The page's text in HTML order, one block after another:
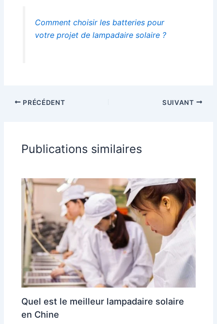
Comment choisir les batteries pour
votre projet de lampadaire solaire ?
PRÉCÉDENT SUIVANT
Publications similaires
Quel est le meilleur lampadaire solaire
en Chine